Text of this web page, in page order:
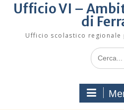
Ufficio VI –
di
Ufficio scolastico regionale
Search
for: